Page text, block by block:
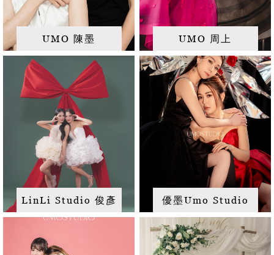
UMO 陳墨 UMO 周上
LinLi Studio 俊彥 優墨Umo Studio